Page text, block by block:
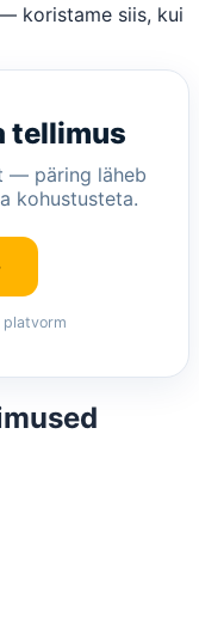
koristame siis, kui
tellimus
— päring läheb
kohustusteta.